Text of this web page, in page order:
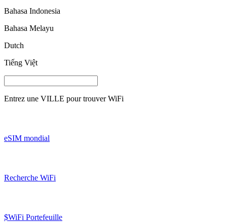
Bahasa Indonesia
Bahasa Melayu
Dutch
Tiếng Việt
Entrez une VILLE pour trouver WiFi
eSIM mondial
Recherche WiFi
$WiFi Portefeuille